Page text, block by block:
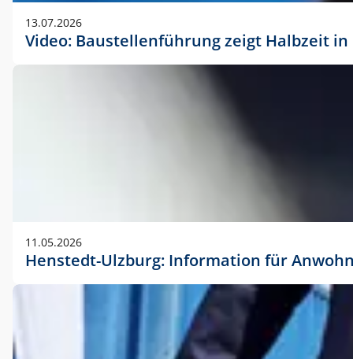
13.07.2026
Video: Baustellenführung zeigt Halbzeit
11.05.2026
Henstedt-Ulzburg: Information für